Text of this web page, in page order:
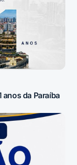
anos da Paraíba